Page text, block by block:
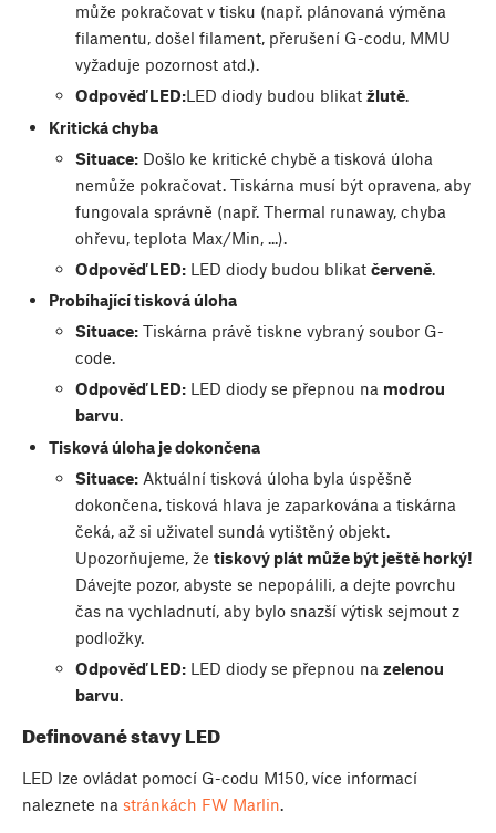
může pokračovat v tisku (např. plánovaná výměna
filamentu, došel filament, přerušení G-codu, MMU
vyžaduje pozornost atd.).
Odpověď LED:LED diody budou blikat žlutě.
Kritická chyba
Situace:Došlo ke kritické chybě a tisková úloha
nemůže pokračovat. Tiskárna musí být opravena, aby
fungovala správně (např. Thermal runaway, chyba
ohřevu, teplota Max/Min, ...).
Odpověď LED:LED diody budou blikat červeně.
Probíhající tisková úloha
Situace:Tiskárna právě tiskne vybraný soubor G-
code.
Odpověď LED:LED diody se přepnou na modrou
barvu.
Tisková úloha je dokončena
Situace:Aktuální tisková úloha byla úspěšně
dokončena, tisková hlava je zaparkována a tiskárna
čeká, až si uživatel sundá vytištěný objekt.
Upozorňujeme, že tiskový plát může být ještě horký!
Dávejte pozor, abyste se nepopálili, a dejte povrchu
čas na vychladnutí, aby bylo snazší výtisk sejmout z
podložky.
Odpověď LED:LED diody se přepnou na zelenou
barvu.
Definované stavy LED
LED lze ovládat pomocí G-codu M150, více informací
naleznete na stránkách FW Marlin.